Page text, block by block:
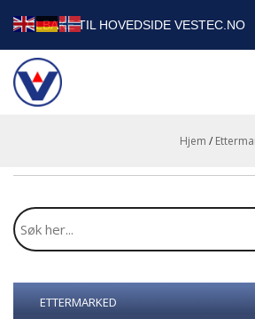
TILBAKE TIL HOVEDSIDE VESTEC.NO
HANDLEVOGN
BEDRIFTSKUNDER
Hjem /
ETTERMARKED